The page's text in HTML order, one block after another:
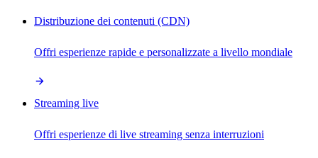
Distribuzione dei contenuti (CDN)
Offri esperienze rapide e personalizzate a livello mondiale
Streaming live
Offri esperienze di live streaming senza interruzioni